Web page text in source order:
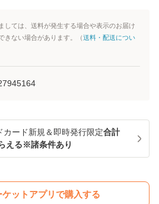
しては、送料が発生する場合や表示のお届け
きない場合があります。（送料・配送につい
カード新規＆即時発行限定合計
える※諸条件あり
ットアプリで購入する